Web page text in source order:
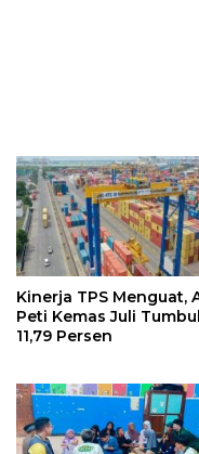
Kinerja TPS Menguat,
Peti Kemas Juli
11,79 Persen